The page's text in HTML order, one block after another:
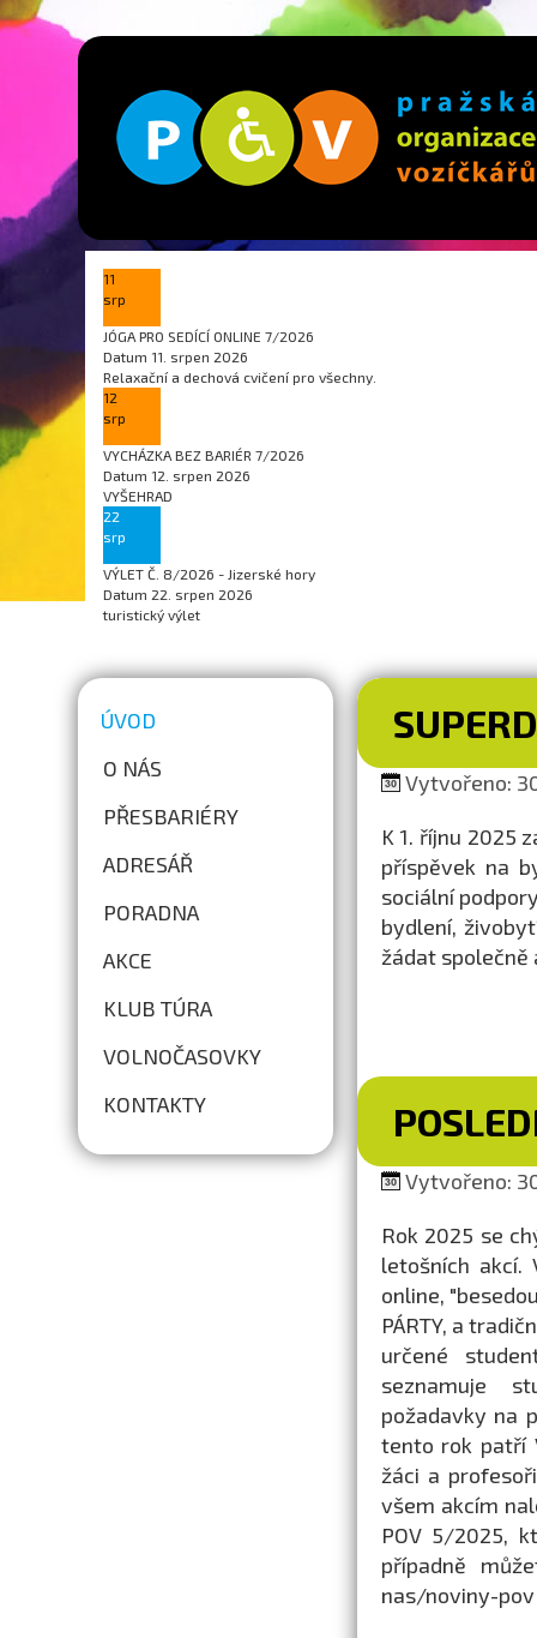
11
srp
JÓGA PRO SEDÍCÍ ONLINE 7/2026
Datum 11. srpen 2026
Relaxační a dechová cvičení pro všechny.
12
srp
VYCHÁZKA BEZ BARIÉR 7/2026
Datum 12. srpen 2026
VYŠEHRAD
22
srp
VÝLET Č. 8/2026 - Jizerské hory
Datum 22. srpen 2026
turistický výlet
ÚVOD
O NÁS
PŘESBARIÉRY
ADRESÁŘ
PORADNA
AKCE
KLUB TÚRA
VOLNOČASOVKY
KONTAKTY
Vytvořeno:
K 1. říjnu 2025
příspěvek na
sociální
bydlení,
žádat společně
Vytvořeno:
Rok 2025 se
letošních akcí.
online,
PÁRTY, a
určené
seznamuje
požadavky na
tento rok patří
žáci a
všem akcím
POV 5/2025,
případně
nas/noviny-pov